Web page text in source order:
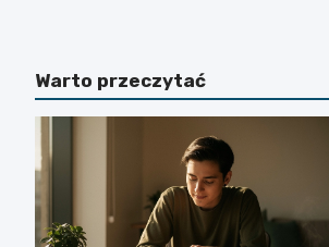
Warto przeczytać